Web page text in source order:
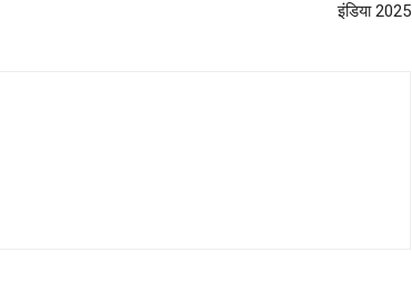
इंडिया 2025